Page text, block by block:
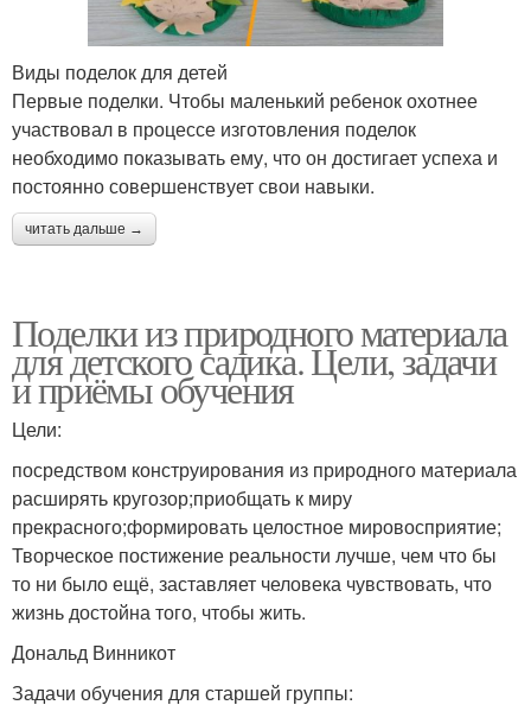
Виды поделок для детей
Первые поделки. Чтобы маленький ребенок охотнее
участвовал в процессе изготовления поделок
необходимо показывать ему, что он достигает успеха и
постоянно совершенствует свои навыки.
читать дальше →
Поделки из природного материала
для детского садика. Цели, задачи
и приёмы обучения
Цели:
посредством конструирования из природного материала
расширять кругозор;приобщать к миру
прекрасного;формировать целостное мировосприятие;
Творческое постижение реальности лучше, чем что бы
то ни было ещё, заставляет человека чувствовать, что
жизнь достойна того, чтобы жить.
Дональд Винникот
Задачи обучения для старшей группы: